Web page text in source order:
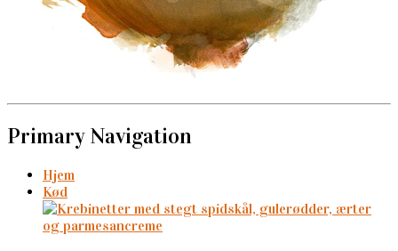
Primary Navigation
Hjem
Kød